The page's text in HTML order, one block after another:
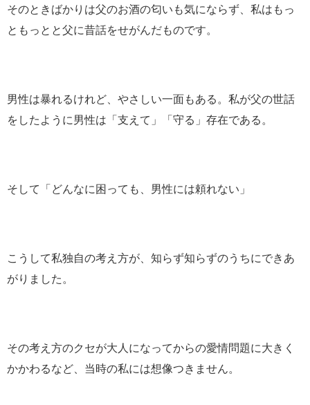
そのときばかりは父のお酒の匂いも気にならず、私はもっ
ともっとと父に昔話をせがんだものです。
男性は暴れるけれど、やさしい一面もある。私が父の世話
をしたように男性は「支えて」「守る」存在である。
そして「どんなに困っても、男性には頼れない」
こうして私独自の考え方が、知らず知らずのうちにできあ
がりました。
その考え方のクセが大人になってからの愛情問題に大きく
かかわるなど、当時の私には想像つきません。